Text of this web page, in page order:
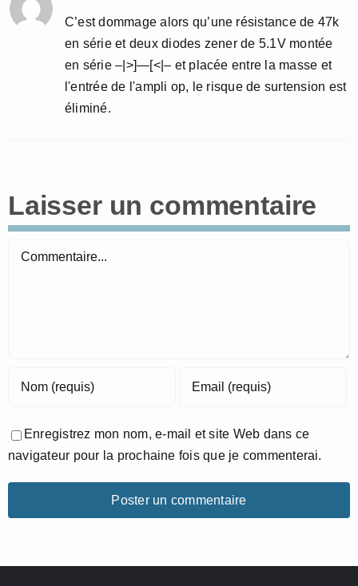
C’est dommage alors qu’une résistance de 47k
en série et deux diodes zener de 5.1V montée
en série –|>]—[<|– et placée entre la masse et
l'entrée de l'ampli op, le risque de surtension est
éliminé.
Laisser un commentaire
Commentaire
Enregistrez mon nom, e-mail et site Web dans ce
navigateur pour la prochaine fois que je commenterai.